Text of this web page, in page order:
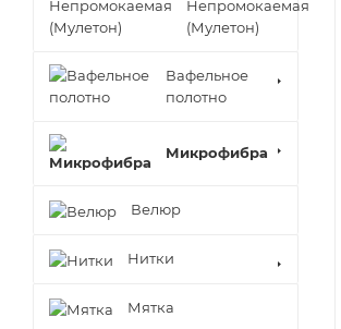
Непромокаемая
(Мулетон)
Вафельное
полотно
Микрофибра
Велюр
Нитки
Мятка